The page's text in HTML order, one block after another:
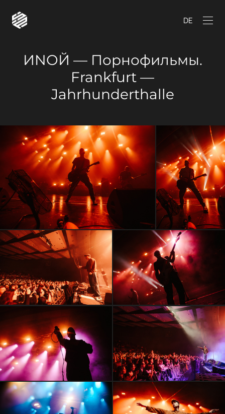
DE
ИNОЙ — Порнофильмы.
Frankfurt —
Jahrhunderthalle